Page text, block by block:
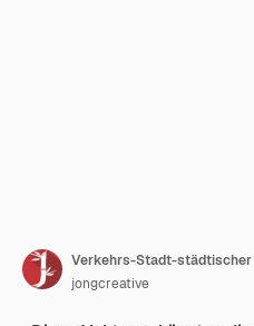
jongcreative